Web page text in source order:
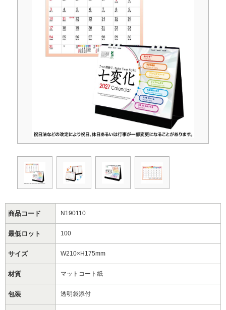
商品コード N190110
最低ロット 100
サイズ W210×H175mm
材質 マットコート紙
包装 透明袋添付